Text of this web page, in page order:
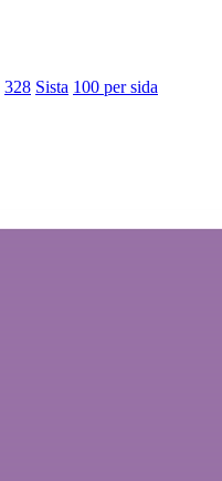
328 Sista 100 per sida